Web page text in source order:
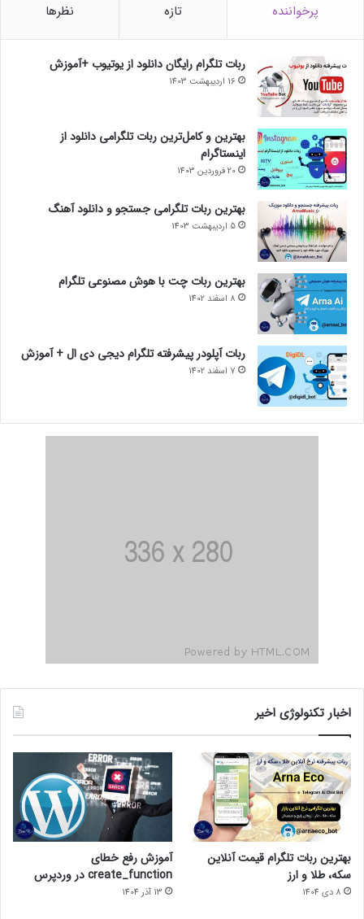
پرخواننده تازه نظرها
ربات تلگرام رایگان دانلود از یوتیوب +آموزش
16 اردیبهشت 1403
بهترین و کامل‌ترین ربات تلگرامی دانلود از
اینستاگرام
20 فروردین 1403
بهترین ربات تلگرامی جستجو و دانلود آهنگ
5 اردیبهشت 1403
بهترین ربات چت با هوش مصنوعی تلگرام
8 اسفند 1402
ربات آپلودر پیشرفته تلگرام دیجی دی ال + آموزش
7 اسفند 1402
اخبار تکنولوژی اخیر
بهترین ربات تلگرام قیمت آنلاین
سکه، طلا و ارز
8 دی 1404
آموزش رفع خطای
create_function در وردپرس
13 آذر 1404